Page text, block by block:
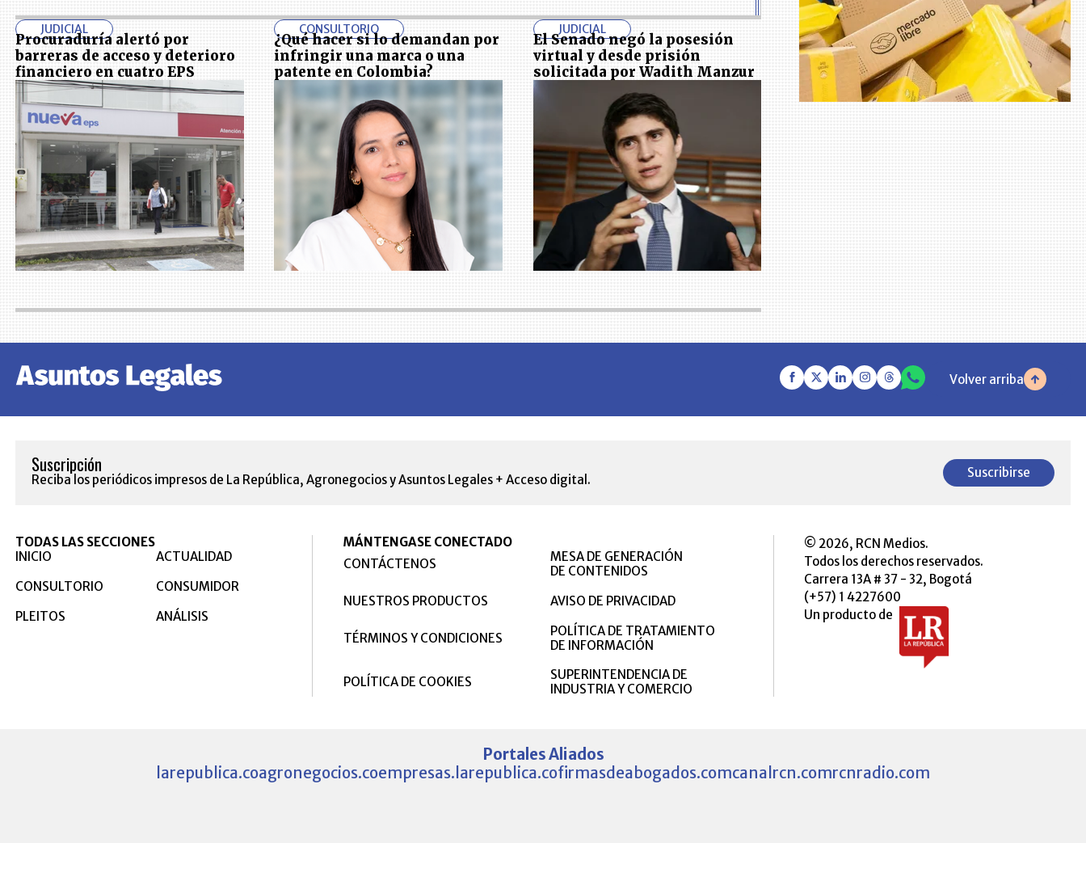
JUDICIAL
Procuraduría alertó por
barreras de acceso y deterioro
financiero en cuatro EPS
CONSULTORIO
¿Qué hacer si lo demandan por
infringir una marca o una
patente en Colombia?
JUDICIAL
El Senado negó la posesión
virtual y desde prisión
solicitada por Wadith Manzur
Volver arriba
Suscripción
Reciba los periódicos impresos de La República, Agronegocios y Asuntos Legales + Acceso digital. Suscribirse
TODAS LAS SECCIONES
INICIO
ACTUALIDAD
CONSULTORIO
CONSUMIDOR
PLEITOS
ANÁLISIS
MÁNTENGASE CONECTADO
CONTÁCTENOS
MESA DE GENERACIÓN
DE CONTENIDOS
NUESTROS PRODUCTOS
AVISO DE PRIVACIDAD
TÉRMINOS Y CONDICIONES
POLÍTICA DE TRATAMIENTO
DE INFORMACIÓN
POLÍTICA DE COOKIES
SUPERINTENDENCIA DE
INDUSTRIA Y COMERCIO
© 2026, RCN Medios.
Todos los derechos reservados.
Carrera 13A # 37 - 32, Bogotá
(+57) 1 4227600
Un producto de
Portales Aliados
larepublica.coagronegocios.coempresas.larepublica.cofirmasdeabogados.comcanalrcn.comrcnradio.com